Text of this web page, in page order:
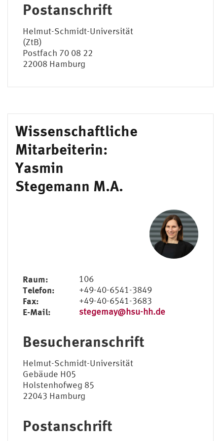
Postanschrift
Helmut-Schmidt-Universität
(ZtB)
Postfach 70 08 22
22008 Hamburg
Wissenschaftliche
Mitarbeiterin:
Yasmin
Stegemann M.A.
Raum: 106
Telefon: +49-40-6541-3849
Fax: +49-40-6541-3683
E-Mail: stegemay@hsu-hh.de
Besucheranschrift
Helmut-Schmidt-Universität
Gebäude H05
Holstenhofweg 85
22043 Hamburg
Postanschrift